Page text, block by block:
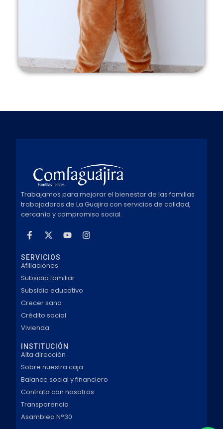
Trabajamos para mejorar el bienestar de las familias
trabajadoras de La Guajira con servicios de calidad,
cercanía y compromiso social.
SERVICIOS
Afiliaciones
Subsidio familiar
Subsidio educativo
Crecer sano
Crédito social
Vivienda
INSTITUCIÓN
Alta dirección
Sobre nuestra caja
Balance social y financiero
Contrata con nosotros
Transparencia
Asamblea N°30